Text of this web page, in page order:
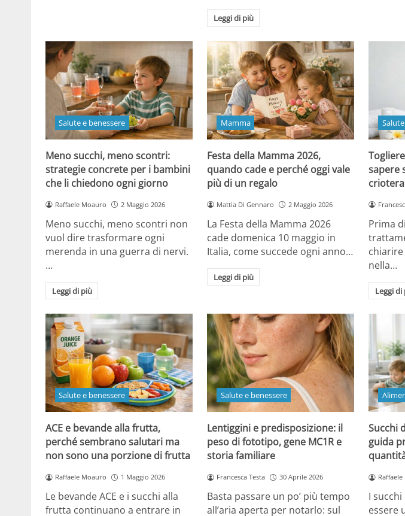
Leggi di più
Salute e benessere
Meno succhi, meno scontri:
strategie concrete per i bambini
che li chiedono ogni giorno
Raffaele Moauro 2 Maggio 2026
Meno succhi, meno scontri non
vuol dire trasformare ogni
merenda in una guerra di nervi.
…
Leggi di più
Mamma
Festa della Mamma 2026,
quando cade e perché oggi vale
più di un regalo
Mattia Di Gennaro 2 Maggio 2026
La Festa della Mamma 2026
cade domenica 10 maggio in
Italia, come succede ogni anno…
Leggi di più
sapere
Prima
nella…
Leggi di
Salute e benessere
ACE e bevande alla frutta,
perché sembrano salutari ma
non sono una porzione di frutta
Raffaele Moauro 1 Maggio 2026
Le bevande ACE e i succhi alla
frutta continuano a entrare in
Salute e benessere
Lentiggini e predisposizione: il
peso di fototipo, gene MC1R e
storia familiare
Francesca Testa 30 Aprile 2026
Basta passare un po’ più tempo
all’aria aperta per notarlo: sul
Succhi
guida
I
essere